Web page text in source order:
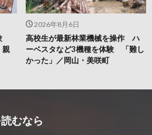
2026年8月6日
高校生が最新林業機械を操作 ハ
ーベスタなど3機種を体験 「難し
かった」／岡山・美咲町
親
むなら